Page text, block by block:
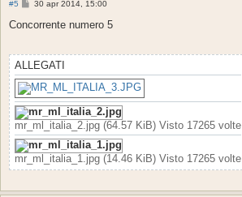
#5
M
s
g
i
o
30 apr 2014, 15:00
Concorrente numero 5
ALLEGATI
mr_ml_italia_2.jpg (64.57 KiB) Visto 17265 volte
mr_ml_italia_1.jpg (14.46 KiB) Visto 17265 volte